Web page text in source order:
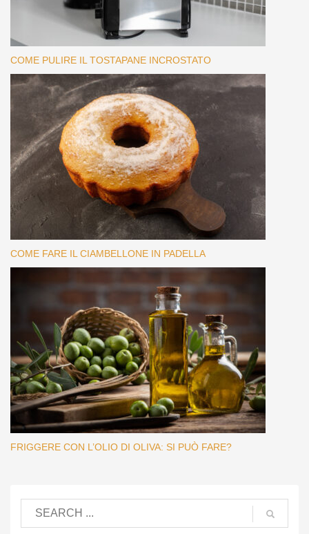
COME PULIRE IL TOSTAPANE INCROSTATO
COME FARE IL CIAMBELLONE IN PADELLA
FRIGGERE CON L’OLIO DI OLIVA: SI PUÒ FARE?